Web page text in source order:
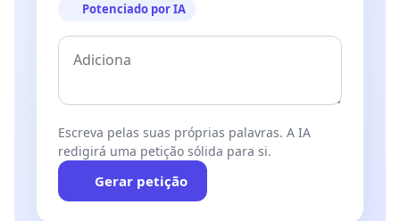
Potenciado por IA
Escreva pelas suas próprias palavras. A IA
redigirá uma petição sólida para si.
Gerar petição